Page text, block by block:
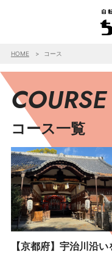
HOME コース
COURSE
コース一覧
【京都府】宇治川沿い